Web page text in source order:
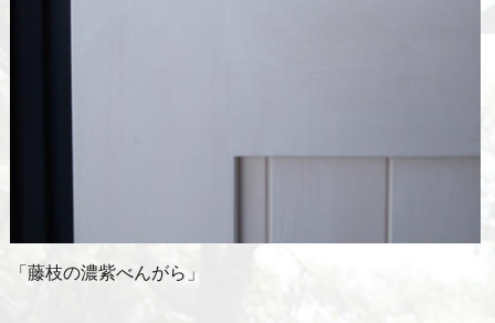
「藤枝の濃紫べんがら」